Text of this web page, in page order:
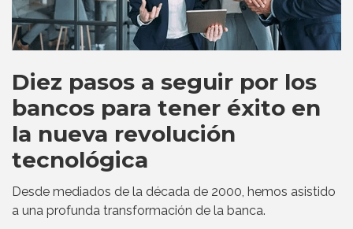
Diez pasos a seguir por los
bancos para tener éxito en
la nueva revolución
tecnológica
Desde mediados de la década de 2000, hemos asistido
a una profunda transformación de la banca.